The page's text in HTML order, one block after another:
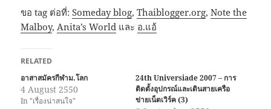
ขอ tag ต่อที่:Someday blog,Thaiblogger.org,Note the
Malboy,Anita’s World และ อ.แอ้
RELATED
อาสาสมัครกีฬาม.โลก
4 August 2550
In "เรื่องน่าสนใจ"
24th Universiade 2007 – การ
ติดตั้งอุปกรณ์และเดินสายเครือ
ข่ายเน็ตเวิร์ค (3)